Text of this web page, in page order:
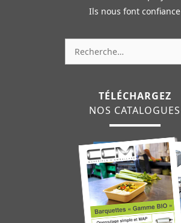
Ils nous font confiance
TÉLÉCHARGEZ
NOS CATALOGUES